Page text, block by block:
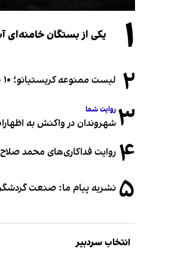
۱ یکی از بستگان خامنه‌ای
۲ لیست ممنوعه کریستیانو؛ ۱۰ چهره‌ای که در مراسم عروسی رونالدو و جورجینا جایی ندارند
۳ روایت شما
شهروندان در واکنش به اظهارات
۴ روایت فداکاری‌های محمد صلاح؛ از سفرهای ۹ ساعته تا
۵ نشریه پیام ما: صنعت
انتخاب سردبیر